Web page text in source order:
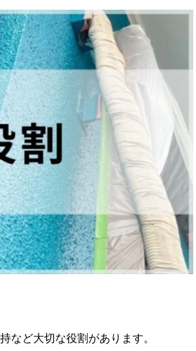
など大切な役割があります。